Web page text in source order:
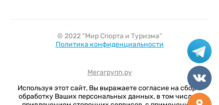
© 2022 “Мир Спорта и Туризма”
Политика конфиденциальности
Мегагрупп.ру
Используя этот сайт, Вы выражаете согласие на сбор и
обработку Ваших персональных данных, в том числе с